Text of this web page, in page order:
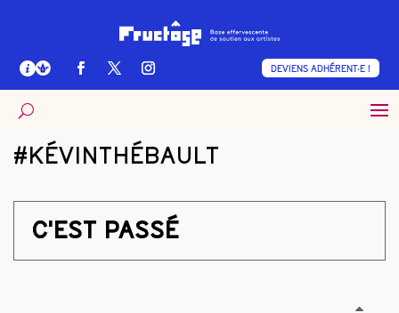
DEVIENS ADHÉRENT·E !
#KÉVINTHÉBAULT
C'EST PASSÉ